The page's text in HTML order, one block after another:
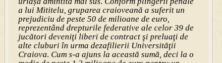
a lui Mititelu, gruparea craioveană a suferit un
prejudiciu de peste 50 de milioane de euro,
reprezen­tând drepturile federative ale celor 39 de
jucători deveniţi liberi de contract şi preluaţi de
alte cluburi în urma dezafilierii Universităţii
Craiova. Cum s-a ajuns la această sumă, deci la o